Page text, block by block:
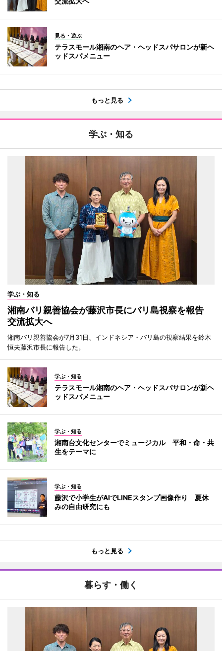
見る・遊ぶ
テラスモール湘南のヘア・ヘッドスパサロンが新ヘ
ッドスパメニュー
もっと見る
学ぶ・知る
学ぶ・知る
湘南バリ親善協会が藤沢市長にバリ島視察を報告
交流拡大へ
湘南バリ親善協会が7月31日、インドネシア・バリ島の視察結果を鈴木
恒夫藤沢市長に報告した。
学ぶ・知る
テラスモール湘南のヘア・ヘッドスパサロンが新ヘ
ッドスパメニュー
学ぶ・知る
湘南台文化センターでミュージカル 平和・命・共
生をテーマに
学ぶ・知る
藤沢で小学生がAIでLINEスタンプ画像作り 夏休
みの自由研究にも
もっと見る
暮らす・働く